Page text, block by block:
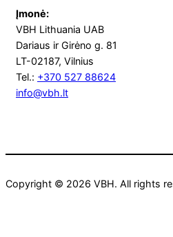
Įmonė:
VBH Lithuania UAB
Dariaus ir Girėno g. 81
LT-02187, Vilnius
Tel.: +370 527 88624
info@vbh.lt
Copyright © 2026 VBH. All rights